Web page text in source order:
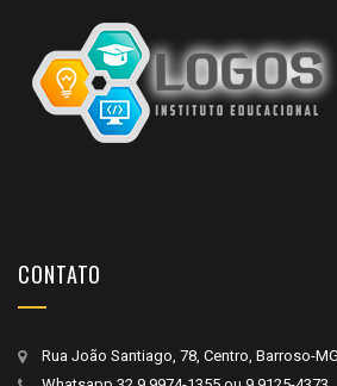
CONTATO
Rua João Santiago, 78, Centro, Barroso-